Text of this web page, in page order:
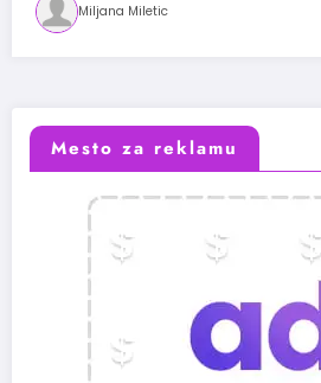
Miljana Miletic
Mesto za reklamu